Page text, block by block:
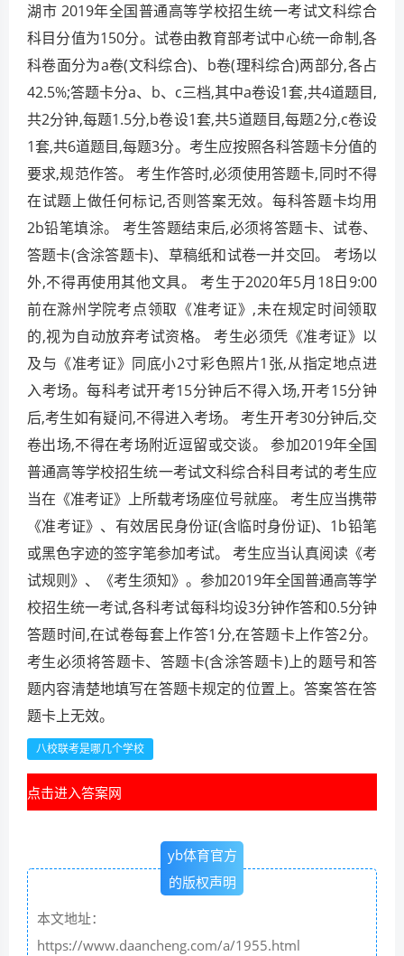
湖市 2019年全国普通高等学校招生统一考试文科综合
科目分值为150分。试卷由教育部考试中心统一命制,各
科卷面分为a卷(文科综合)、b卷(理科综合)两部分,各占
42.5%;答题卡分a、b、c三档,其中a卷设1套,共4道题目,
共2分钟,每题1.5分,b卷设1套,共5道题目,每题2分,c卷设
1套,共6道题目,每题3分。考生应按照各科答题卡分值的
要求,规范作答。 考生作答时,必须使用答题卡,同时不得
在试题上做任何标记,否则答案无效。每科答题卡均用
2b铅笔填涂。 考生答题结束后,必须将答题卡、试卷、
答题卡(含涂答题卡)、草稿纸和试卷一并交回。 考场以
外,不得再使用其他文具。 考生于2020年5月18日9:00
前在滁州学院考点领取《准考证》,未在规定时间领取
的,视为自动放弃考试资格。 考生必须凭《准考证》以
及与《准考证》同底小2寸彩色照片1张,从指定地点进
入考场。每科考试开考15分钟后不得入场,开考15分钟
后,考生如有疑问,不得进入考场。 考生开考30分钟后,交
卷出场,不得在考场附近逗留或交谈。 参加2019年全国
普通高等学校招生统一考试文科综合科目考试的考生应
当在《准考证》上所载考场座位号就座。 考生应当携带
《准考证》、有效居民身份证(含临时身份证)、1b铅笔
或黑色字迹的签字笔参加考试。 考生应当认真阅读《考
试规则》、《考生须知》。参加2019年全国普通高等学
校招生统一考试,各科考试每科均设3分钟作答和0.5分钟
答题时间,在试卷每套上作答1分,在答题卡上作答2分。
考生必须将答题卡、答题卡(含涂答题卡)上的题号和答
题内容清楚地填写在答题卡规定的位置上。答案答在答
题卡上无效。
八校联考是哪几个学校
点击进入答案网
yb体育官方
的版权声明
本文地址：
https://www.daancheng.com/a/1955.html